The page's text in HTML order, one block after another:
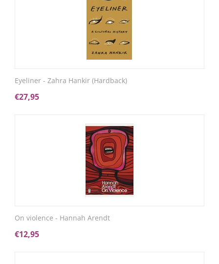
Eyeliner - Zahra Hankir (Hardback)
€27,95
On violence - Hannah Arendt
€12,95